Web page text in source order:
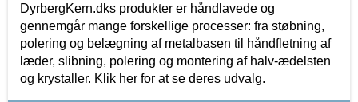
DyrbergKern.dks produkter er håndlavede og
gennemgår mange forskellige processer: fra støbning,
polering og belægning af metalbasen til håndfletning af
læder, slibning, polering og montering af halv-ædelsten
og krystaller. Klik her for at se deres udvalg.